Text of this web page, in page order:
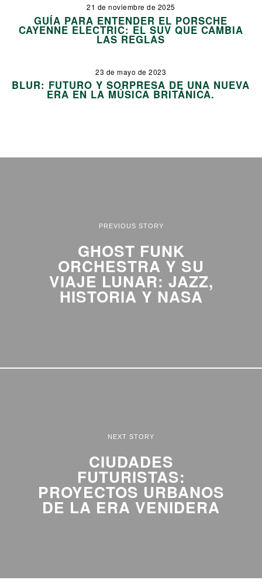
21 de noviembre de 2025
GUÍA PARA ENTENDER EL PORSCHE
CAYENNE ELECTRIC: EL SUV QUE CAMBIA
LAS REGLAS
23 de mayo de 2023
BLUR: FUTURO Y SORPRESA DE UNA NUEVA
ERA EN LA MÚSICA BRITÁNICA.
PREVIOUS STORY
GHOST FUNK
ORCHESTRA Y SU
VIAJE LUNAR: JAZZ,
HISTORIA Y NASA
NEXT STORY
CIUDADES
FUTURISTAS:
PROYECTOS URBANOS
DE LA ERA VENIDERA